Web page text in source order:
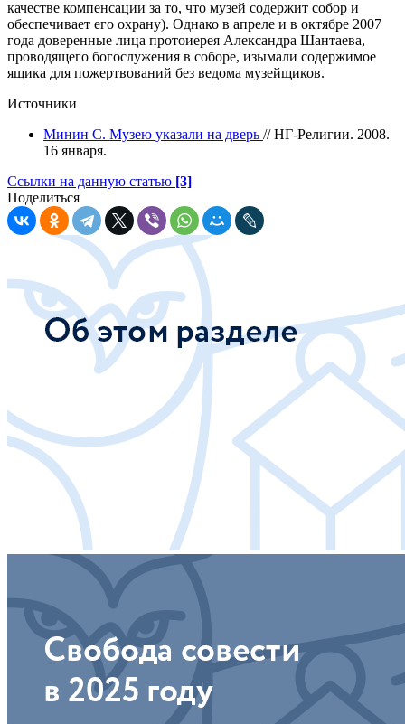
качестве компенсации за то, что музей содержит собор и
обеспечивает его охрану). Однако в апреле и в октябре 2007
года доверенные лица протоиерея Александра Шантаева,
проводящего богослужения в соборе, изымали содержимое
ящика для пожертвований без ведома музейщиков.
Источники
Минин С. Музею указали на дверь // НГ-Религии. 2008.
16 января.
Ссылки на данную статью [3]
Поделиться